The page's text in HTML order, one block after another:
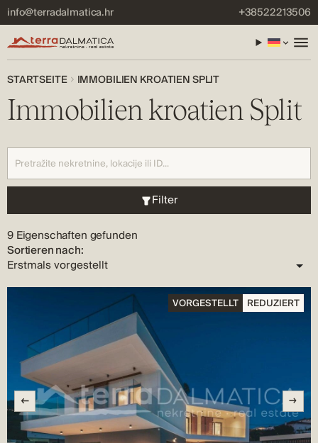
info@terradalmatica.hr +38522213506
STARTSEITE IMMOBILIEN KROATIEN SPLIT
Immobilien kroatien Split
Filter
9 Eigenschaften gefunden
Sortieren nach:
VORGESTELLT REDUZIERT